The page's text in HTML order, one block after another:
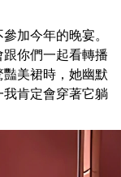
加今年的晚宴。
跟你們一起看轉播
美裙時，她幽默
肯定會穿著它躺